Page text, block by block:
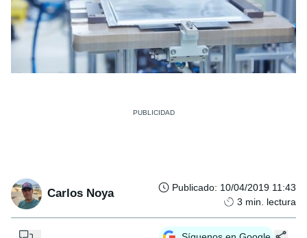
Carlos Noya Publicado: 10/04/2019 11:43
3 min. lectura